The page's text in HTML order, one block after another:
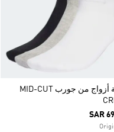
ثلاثة أزواج من جورب MID-CUT
SAR